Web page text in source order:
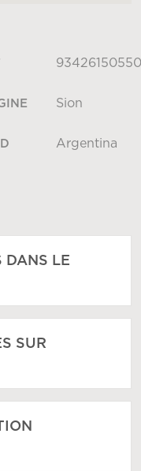
93426150550
Sion
Argentina
DANS LE
SUR